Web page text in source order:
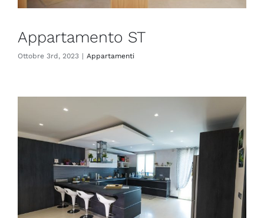
Appartamento ST
Ottobre 3rd, 2023 | Appartamenti